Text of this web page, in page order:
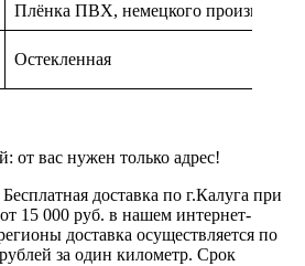
Плёнка ПВХ, немецкого
Остекленная
от вас нужен только адрес!
доставка по г.Калуга при
15 000 руб. в нашем интернет-
доставка осуществляется по
за один километр. Срок